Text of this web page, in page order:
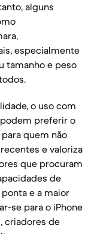
alguns
especialmente
tamanho e peso
o uso com
preferir o
para quem não
e valoriza
que procuram
de
e a maior
se para o iPhone
criadores de